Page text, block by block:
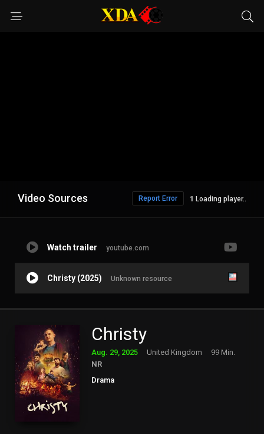
Video Sources Loading player..
Report Error
Watch trailer youtube.com
Christy (2025) Unknown resource
Christy
Aug. 29, 2025 United Kingdom
99 Min.
NR
Drama